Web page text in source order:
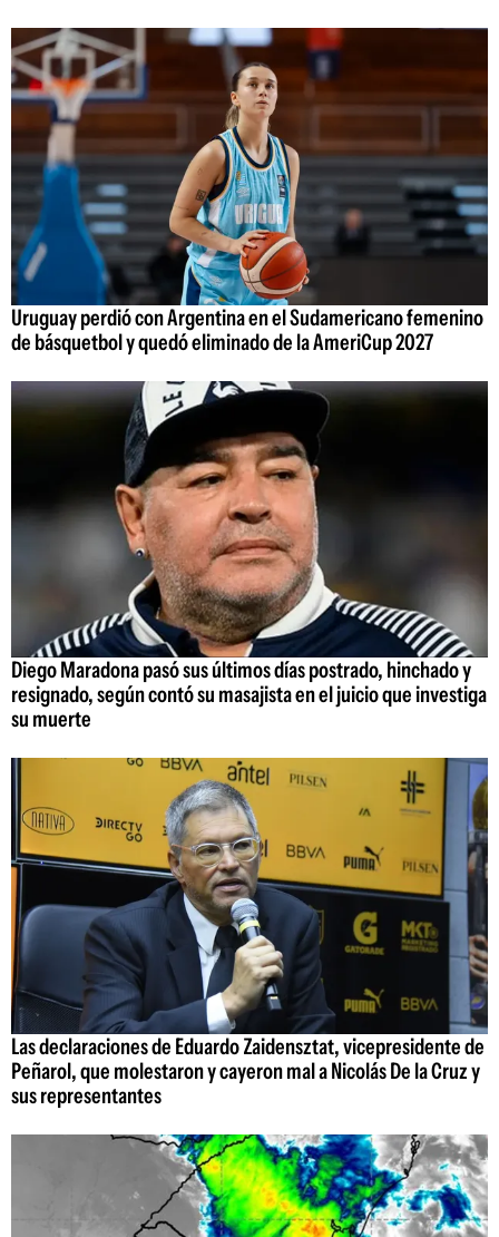
Uruguay perdió con Argentina en el Sudamericano femenino
de básquetbol y quedó eliminado de la AmeriCup 2027
Diego Maradona pasó sus últimos días postrado, hinchado y
resignado, según contó su masajista en el juicio que investiga
su muerte
Las declaraciones de Eduardo Zaidensztat, vicepresidente de
Peñarol, que molestaron y cayeron mal a Nicolás De la Cruz y
sus representantes